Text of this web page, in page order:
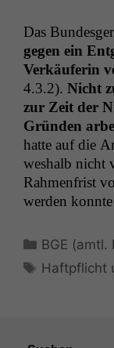
Das
gegen ein
Verkäuferin
4.3.2). Nicht
zur Zeit der
Grün­den
hat­te auf die
weshalb nicht
Rah­men­frist
wer­den
Kategorien
BGE (amtl.
Haftpflicht